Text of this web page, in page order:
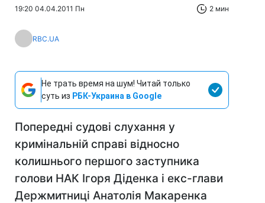
19:20 04.04.2011 Пн 2 мин
RBC.UA
Не трать время на шум! Читай только
суть из РБК-Украина в Google
Попередні судові слухання у
кримінальній справі відносно
колишнього першого заступника
голови НАК Ігоря Діденка і екс-глави
Держмитниці Анатолія Макаренка